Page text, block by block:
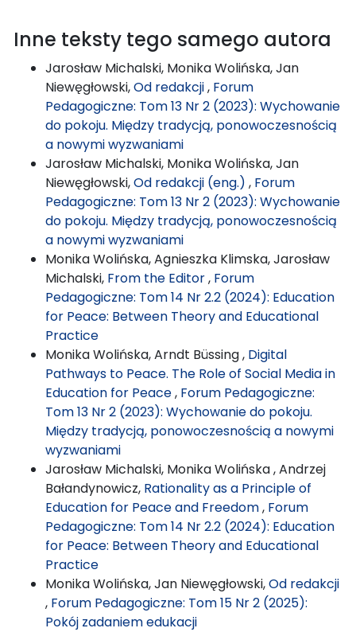
Inne teksty tego samego autora
Jarosław Michalski, Monika Wolińska, Jan
Niewęgłowski,Od redakcji, Forum
Pedagogiczne: Tom 13 Nr 2 (2023): Wychowanie
do pokoju. Między tradycją, ponowoczesnością
a nowymi wyzwaniami
Jarosław Michalski, Monika Wolińska, Jan
Niewęgłowski,Od redakcji (eng.) , Forum
Pedagogiczne: Tom 13 Nr 2 (2023): Wychowanie
do pokoju. Między tradycją, ponowoczesnością
a nowymi wyzwaniami
Monika Wolińska, Agnieszka Klimska, Jarosław
Michalski, From the Editor, Forum
Pedagogiczne: Tom 14 Nr 2.2 (2024): Education
for Peace: Between Theory and Educational
Practice
Monika Wolińska, Arndt Büssing , Digital
Pathways to Peace. The Role of Social Media in
Education for Peace, Forum Pedagogiczne:
Tom 13 Nr 2 (2023): Wychowanie do pokoju.
Między tradycją, ponowoczesnością a nowymi
wyzwaniami
Jarosław Michalski, Monika Wolińska , Andrzej
Bałandynowicz, Rationality as a Principle of
Education for Peace and Freedom, Forum
Pedagogiczne: Tom 14 Nr 2.2 (2024): Education
for Peace: Between Theory and Educational
Practice
Monika Wolińska, Jan Niewęgłowski,Od redakcji
, Forum Pedagogiczne: Tom 15 Nr 2 (2025):
Pokój zadaniem edukacji